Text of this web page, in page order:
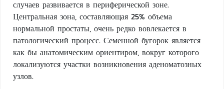
случаев развивается в периферической зоне.
Центральная зона, составляющая 25% объема
нормальной простаты, очень редко вовлекается в
патологический процесс. Семенной бугорок является
как бы анатомическим ориентиром, вокруг которого
локализуются участки возникновения аденоматозных
узлов.